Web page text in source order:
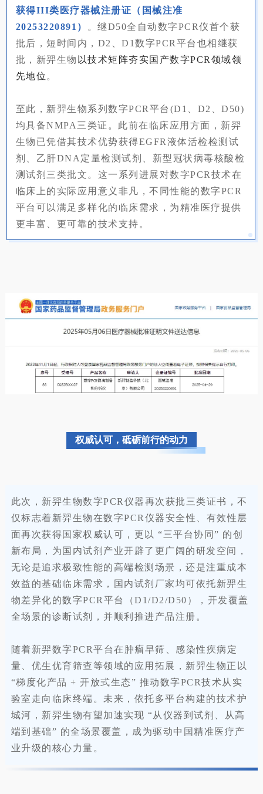
获得III类医疗器械注册证（国械注准
20253220891）
。继D50全自动数字PCR仪首个获
批后，短时间内，D2、D1数字PCR平台也相继获
批，新羿生物 以技术矩阵夯实国产数字PCR领域领
先地位 。
至此，新羿生物系列数字PCR平台(D1、D2、D50)
均具备NMPA三类证。此前在临床应用方面，新羿
生物已凭借其技术优势获得EGFR液体活检检测试
剂、乙肝DNA定量检测试剂、新型冠状病毒核酸检
测试剂三类批文。这一系列进展对数字PCR技术在
临床上的实际应用意义非凡，不同性能的数字PCR
平台可以满足多样化的临床需求，为精准医疗提供
更丰富、更可靠的技术支持。
权威认可，砥砺前行的动力
此次，新羿生物数字PCR仪器再次获批三类证书，不
仅标志着新羿生物在数字PCR仪器安全性、有效性层
面再次获得国家权威认可，更以 “三平台协同” 的创
新布局，为国内试剂产业开辟了更广阔的研发空间，
无论是追求极致性能的高端检测场景，还是注重成本
效益的基础临床需求，国内试剂厂家均可依托新羿生
物差异化的数字PCR平台（D1/D2/D50），开发覆盖
全场景的诊断试剂，并顺利推进产品注册。
随着新羿数字PCR平台在肿瘤早筛、感染性疾病定
量、优生优育筛查等领域的应用拓展，新羿生物正以
“梯度化产品 + 开放式生态” 推动数字PCR技术从实
验室走向临床终端。未来，依托多平台构建的技术护
城河，新羿生物有望加速实现 “从仪器到试剂、从高
端到基础” 的全场景覆盖，成为驱动中国精准医疗产
业升级的核心力量。